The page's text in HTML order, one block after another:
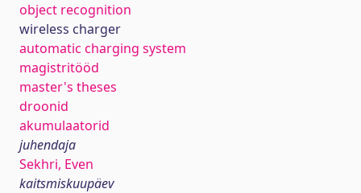
object recognition
wireless charger
automatic charging system
magistritööd
master's theses
droonid
akumulaatorid
juhendaja
Sekhri, Even
kaitsmiskuupäev